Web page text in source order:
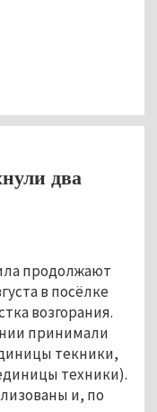
два
продолжают
в посёлке
возгорания.
принимали
текники,
техники).
и, по